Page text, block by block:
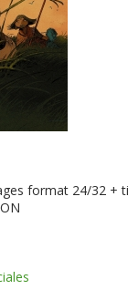
format 24/32 +